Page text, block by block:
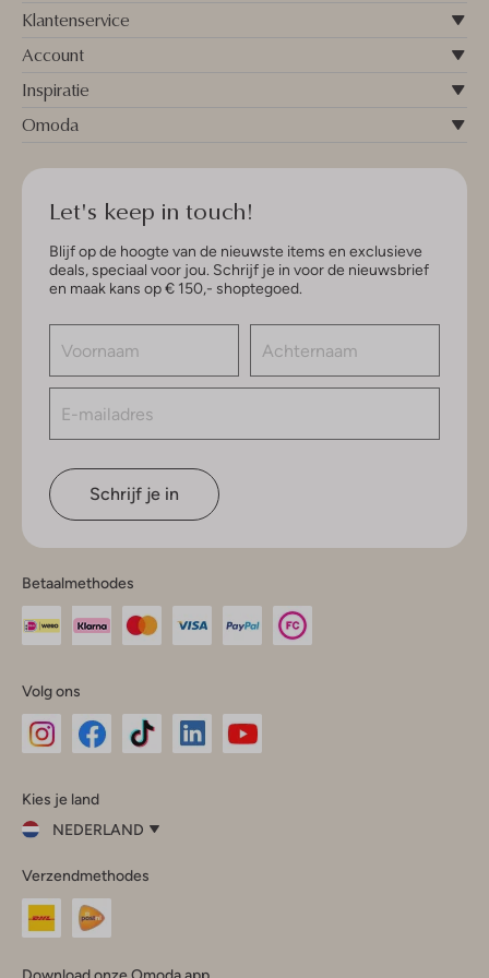
Klantenservice
Account
Inspiratie
Omoda
Let's keep in touch!
Blijf op de hoogte van de nieuwste items en exclusieve
deals, speciaal voor jou. Schrijf je in voor de nieuwsbrief
en maak kans op € 150,- shoptegoed.
Schrijf je in
Betaalmethodes
Volg ons
InstagramFacebook
Kies je land
NEDERLAND
je
land
Nederland
Verzendmethodes